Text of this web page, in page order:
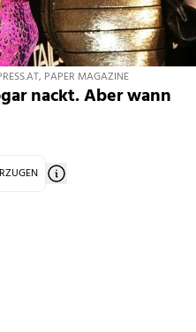
PAPER MAGAZINE
nackt. Aber wann